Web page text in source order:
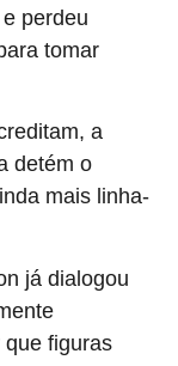
perdeu
tomar
a
detém o
mais linha-
já dialogou
que figuras